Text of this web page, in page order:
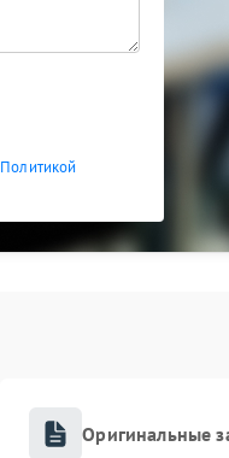
Политикой
Оригинальные